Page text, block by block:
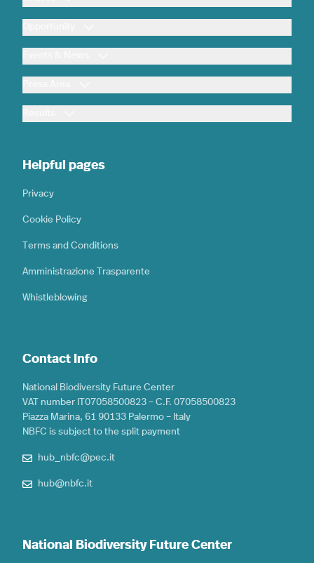
Helpful pages
Privacy
Cookie Policy
Terms and Conditions
Amministrazione Trasparente
Whistleblowing
Contact Info
National Biodiversity Future Center
VAT number IT07058500823 – C.F. 07058500823
Piazza Marina, 61 90133 Palermo – Italy
NBFC is subject to the split payment
hub_nbfc@pec.it
hub@nbfc.it
National Biodiversity Future Center